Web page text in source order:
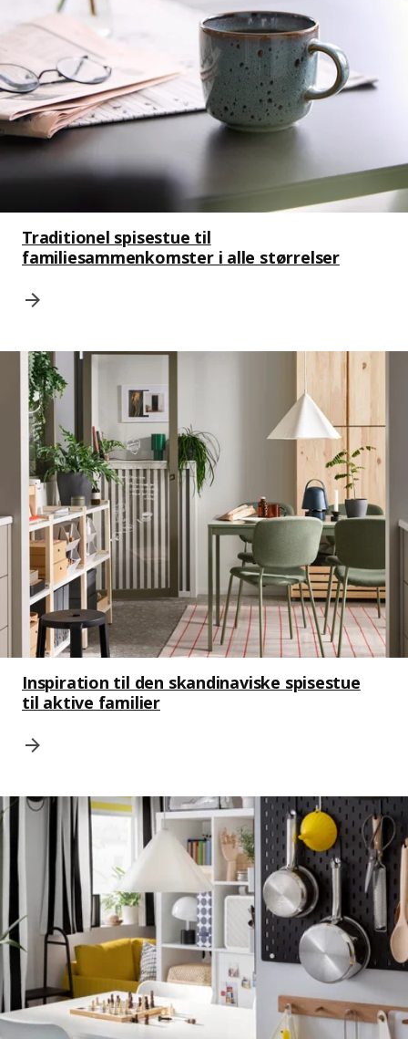
Traditionel spisestue til
familiesammenkomster i alle størrelser
Inspiration til den skandinaviske spisestue
til aktive familier